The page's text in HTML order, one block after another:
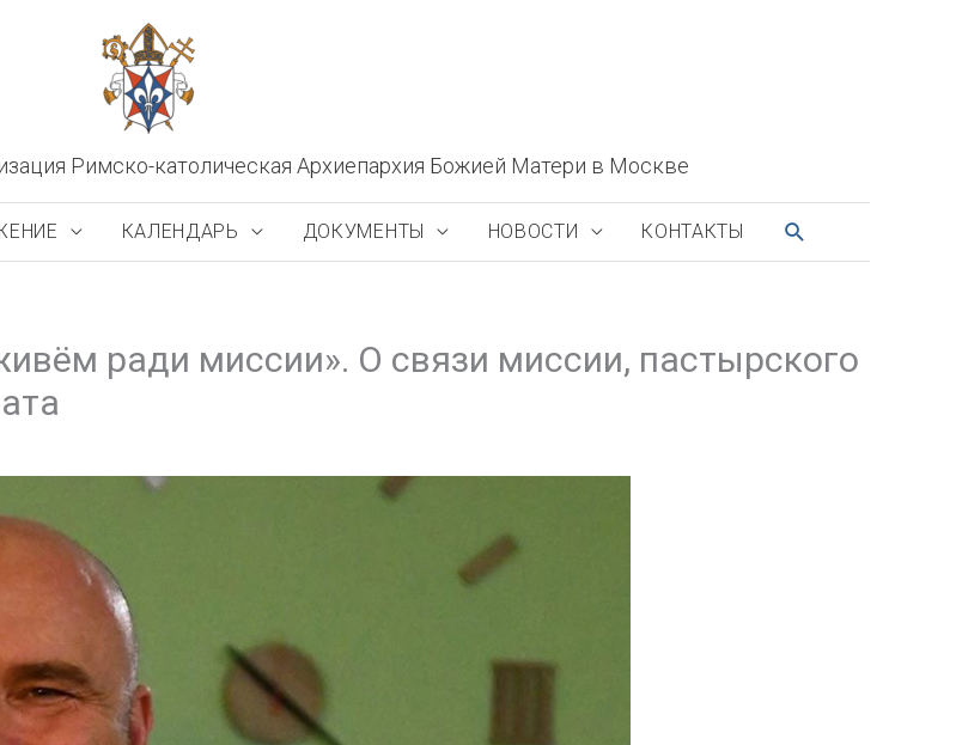
Римско-католическая Архиепархия Божией Матери в Москве
КАЛЕНДАРЬ ДОКУМЕНТЫ НОВОСТИ КОНТАКТЫ ПОИСК
ради миссии». О связи миссии, пастырского